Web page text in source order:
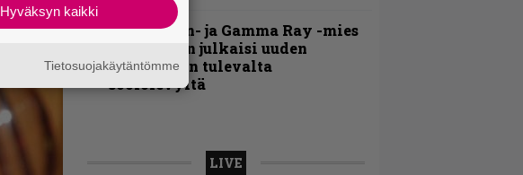
Helloween- ja Gamma Ray -mies
Kai Hansen julkaisi uuden
maistiaisen tulevalta
soololevyltä
LIVE
Hyväksyn kaikki
Tietosuojakäytäntömme